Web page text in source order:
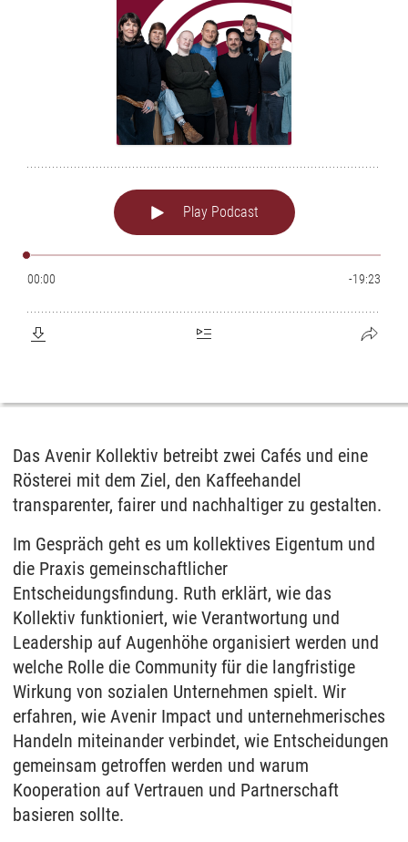
Das Avenir Kollektiv betreibt zwei Cafés und eine
Rösterei mit dem Ziel, den Kaffeehandel
transparenter, fairer und nachhaltiger zu gestalten.
Im Gespräch geht es um kollektives Eigentum und
die Praxis gemeinschaftlicher
Entscheidungsfindung. Ruth erklärt, wie das
Kollektiv funktioniert, wie Verantwortung und
Leadership auf Augenhöhe organisiert werden und
welche Rolle die Community für die langfristige
Wirkung von sozialen Unternehmen spielt. Wir
erfahren, wie Avenir Impact und unternehmerisches
Handeln miteinander verbindet, wie Entscheidungen
gemeinsam getroffen werden und warum
Kooperation auf Vertrauen und Partnerschaft
basieren sollte.